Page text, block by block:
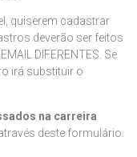
quiserem cadastrar
deverão ser feitos
DIFERENTES. Se
irá substituir o
na carreira
deste formulário.